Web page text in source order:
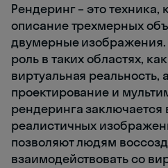
Рендеринг – это техника,
описание трехмерных
двумерные
роль в таких областях,
виртуальная реальность,
проектирование и
рендеринга заключается
реалистичных
позволяют людям
взаимодействовать со